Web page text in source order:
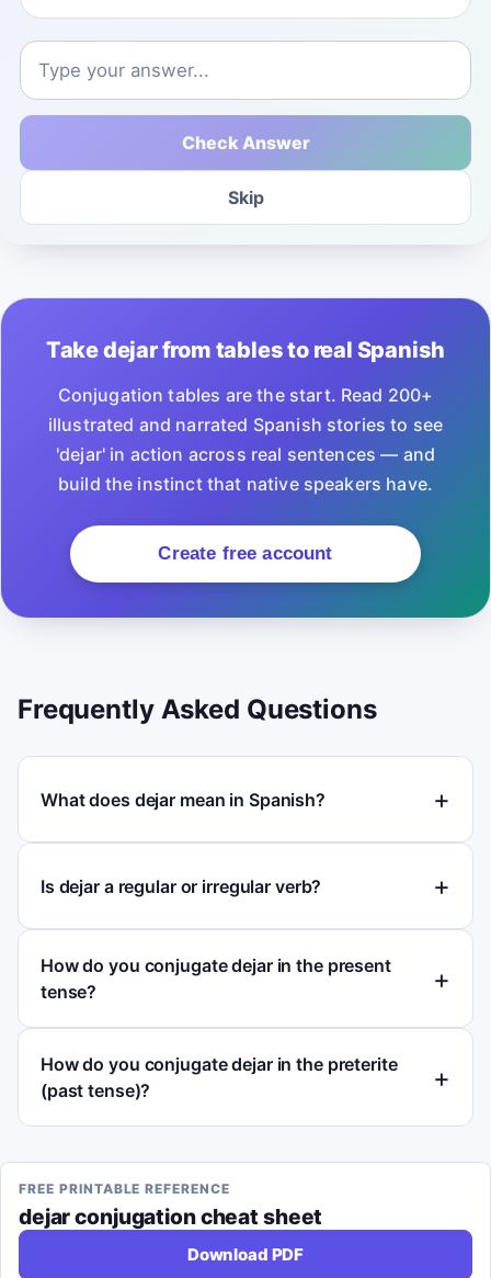
Check Answer
Skip
Take dejar from tables to real Spanish
Conjugation tables are the start. Read 200+
illustrated and narrated Spanish stories to see
'dejar' in action across real sentences — and
build the instinct that native speakers have.
Create free account
Frequently Asked Questions
What does dejar mean in Spanish?
Is dejar a regular or irregular verb?
How do you conjugate dejar in the present
tense?
How do you conjugate dejar in the preterite
(past tense)?
FREE PRINTABLE REFERENCE
dejarconjugation cheat sheet
Download PDF